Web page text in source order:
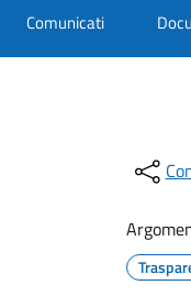
Comunicati